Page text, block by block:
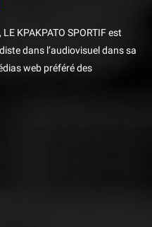
KPAKPATO SPORTIF est
dans l’audiovisuel dans sa
web préféré des